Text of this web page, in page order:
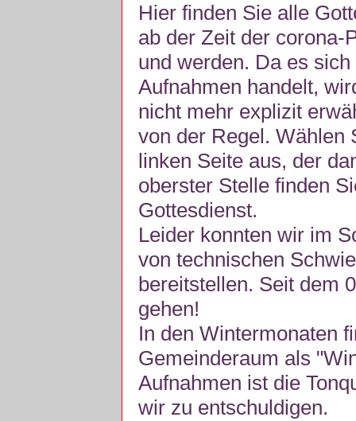
Hier finden Sie alle
ab der Zeit der corona-
und werden. Da es
Aufnahmen handelt,
nicht mehr explizit
von der Regel. Wählen
linken Seite aus, der
oberster Stelle finden
Gottesdienst.
Leider konnten wir im
von technischen
bereitstellen. Seit dem
gehen!
In den Wintermonaten
Gemeinderaum als
Aufnahmen ist die
wir zu entschuldigen.